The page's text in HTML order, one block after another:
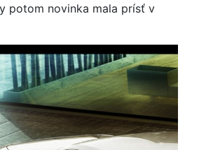
potom novinka mala prísť v